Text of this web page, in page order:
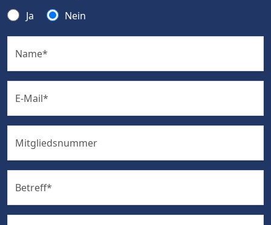
Ja Nein
Name*
E-Mail*
Mitgliedsnummer
Betreff*